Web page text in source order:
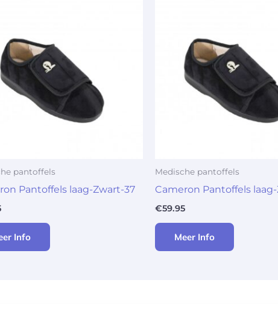
pantoffels
Pantoffels laag-Zwart-37
Info
Medische pantoffels
Cameron Pantoffels
€59.95
Meer Info